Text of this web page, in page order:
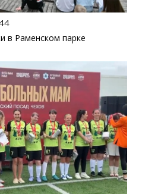
в Раменском парке